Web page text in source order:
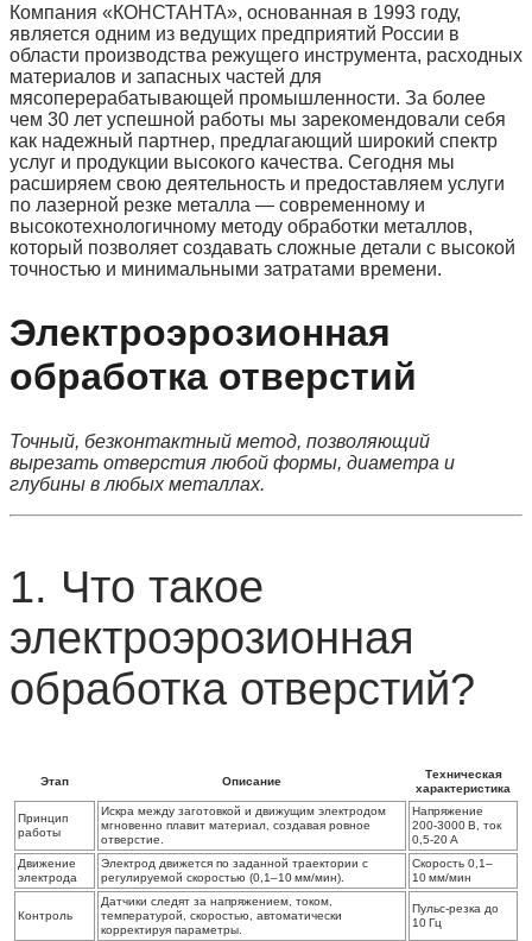
Компания «КОНСТАНТА», основанная в 1993 году,
является одним из ведущих предприятий России в
области производства режущего инструмента, расходных
материалов и запасных частей для
мясоперерабатывающей промышленности. За более
чем 30 лет успешной работы мы зарекомендовали себя
как надежный партнер, предлагающий широкий спектр
услуг и продукции высокого качества. Сегодня мы
расширяем свою деятельность и предоставляем услуги
по лазерной резке металла — современному и
высокотехнологичному методу обработки металлов,
который позволяет создавать сложные детали с высокой
точностью и минимальными затратами времени.
Электроэрозионная
обработка отверстий
Точный, безконтактный метод, позволяющий
вырезать отверстия любой формы, диаметра и
глубины в любых металлах.
1. Что такое
электроэрозионная
обработка отверстий?
Этап Описание
Техническая
характеристика
Принцип
работы
Искра между заготовкой и движущим электродом
мгновенно плавит материал, создавая ровное
отверстие.
Напряжение
200‑3000 В, ток
0,5‑20 А
Движение
электрода
Электрод движется по заданной траектории с
регулируемой скоростью (0,1–10 мм/мин).
Скорость 0,1–
10 мм/мин
Контроль
Датчики следят за напряжением, током,
температурой, скоростью, автоматически
корректируя параметры.
Пульс‑резка до
10 Гц